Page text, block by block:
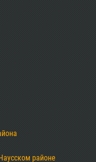
районе